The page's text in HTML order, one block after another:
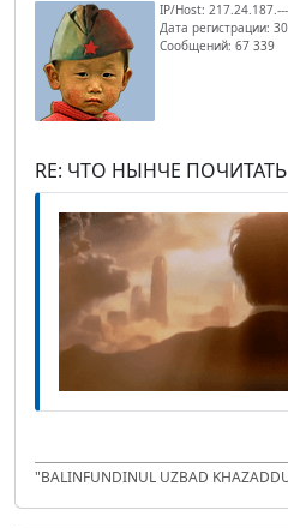
IP/Host: 217.24.187.---
Дата регистрации:
Сообщений: 67 339
RE: ЧТО НЫНЧЕ
"BALINFUNDINUL UZBAD